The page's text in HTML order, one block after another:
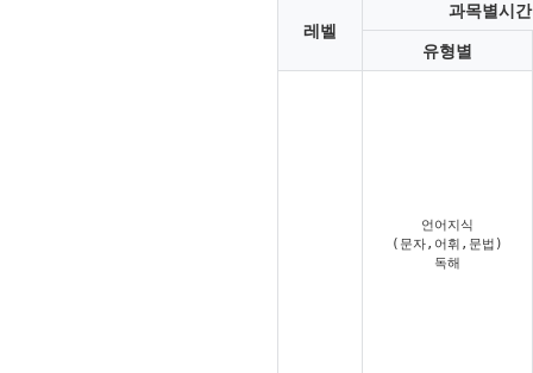
레벨
과목별시간
유형별
언어지식
(문자,어휘,문법)
독해